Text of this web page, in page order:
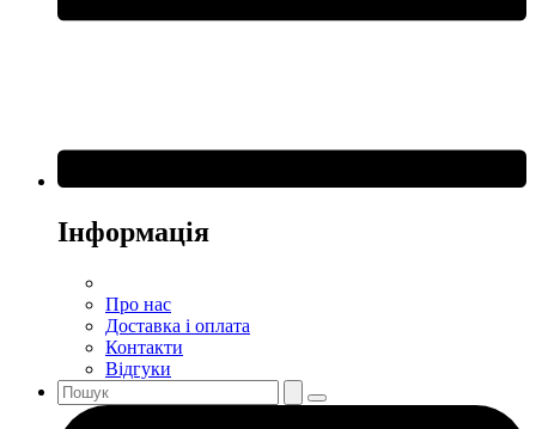
Інформація
Про нас
Доставка і оплата
Контакти
Відгуки